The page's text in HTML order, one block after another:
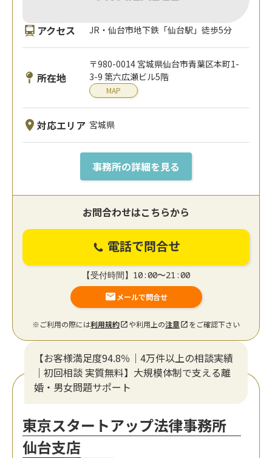
アクセス JR・仙台市地下鉄「仙台駅」徒歩5分
所在地
〒980-0014 宮城県仙台市青葉区本町1-
3-9 第六広瀬ビル5階
MAP
対応エリア 宮城県
事務所の詳細を見る
お問合わせはこちらから
電話で問合せ
【受付時間】10:00〜21:00
メールで問合せ
※ご利用の際には利用規約 や利用上の注意 をご確認下さい
【お客様満足度94.8％｜4万件以上の相談実績
｜初回相談 実質無料】大規模体制で支える離
婚・男女問題サポート
東京スタートアップ法律事務所
仙台支店